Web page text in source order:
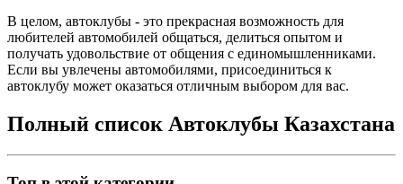
В целом, автоклубы - это прекрасная возможность для
любителей автомобилей общаться, делиться опытом и
получать удовольствие от общения с единомышленниками.
Если вы увлечены автомобилями, присоединиться к
автоклубу может оказаться отличным выбором для вас.
Полный список Автоклубы Казахстана